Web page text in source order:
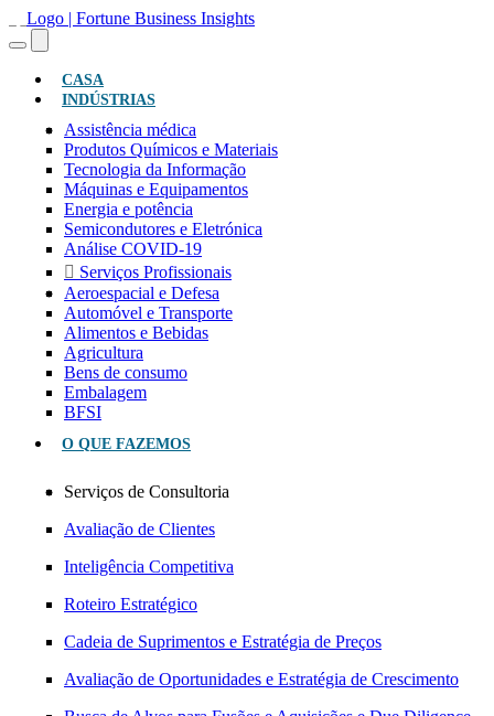
CASA
INDÚSTRIAS
Assistência médica
Produtos Químicos e Materiais
Tecnologia da Informação
Máquinas e Equipamentos
Energia e potência
Semicondutores e Eletrónica
Análise COVID-19
Serviços Profissionais
Aeroespacial e Defesa
Automóvel e Transporte
Alimentos e Bebidas
Agricultura
Bens de consumo
Embalagem
BFSI
O QUE FAZEMOS
Serviços de Consultoria
Avaliação de Clientes
Inteligência Competitiva
Roteiro Estratégico
Cadeia de Suprimentos e Estratégia de Preços
Avaliação de Oportunidades e Estratégia de Crescimento